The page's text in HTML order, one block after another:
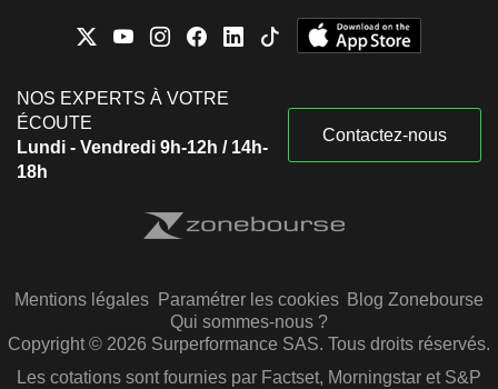
NOS EXPERTS À VOTRE
ÉCOUTE
Lundi - Vendredi 9h-12h / 14h-
18h
Contactez-nous
Mentions légales Paramétrer les cookies Blog Zonebourse
Qui sommes-nous ?
Copyright © 2026 Surperformance SAS. Tous droits réservés.
Les cotations sont fournies par Factset, Morningstar et S&P